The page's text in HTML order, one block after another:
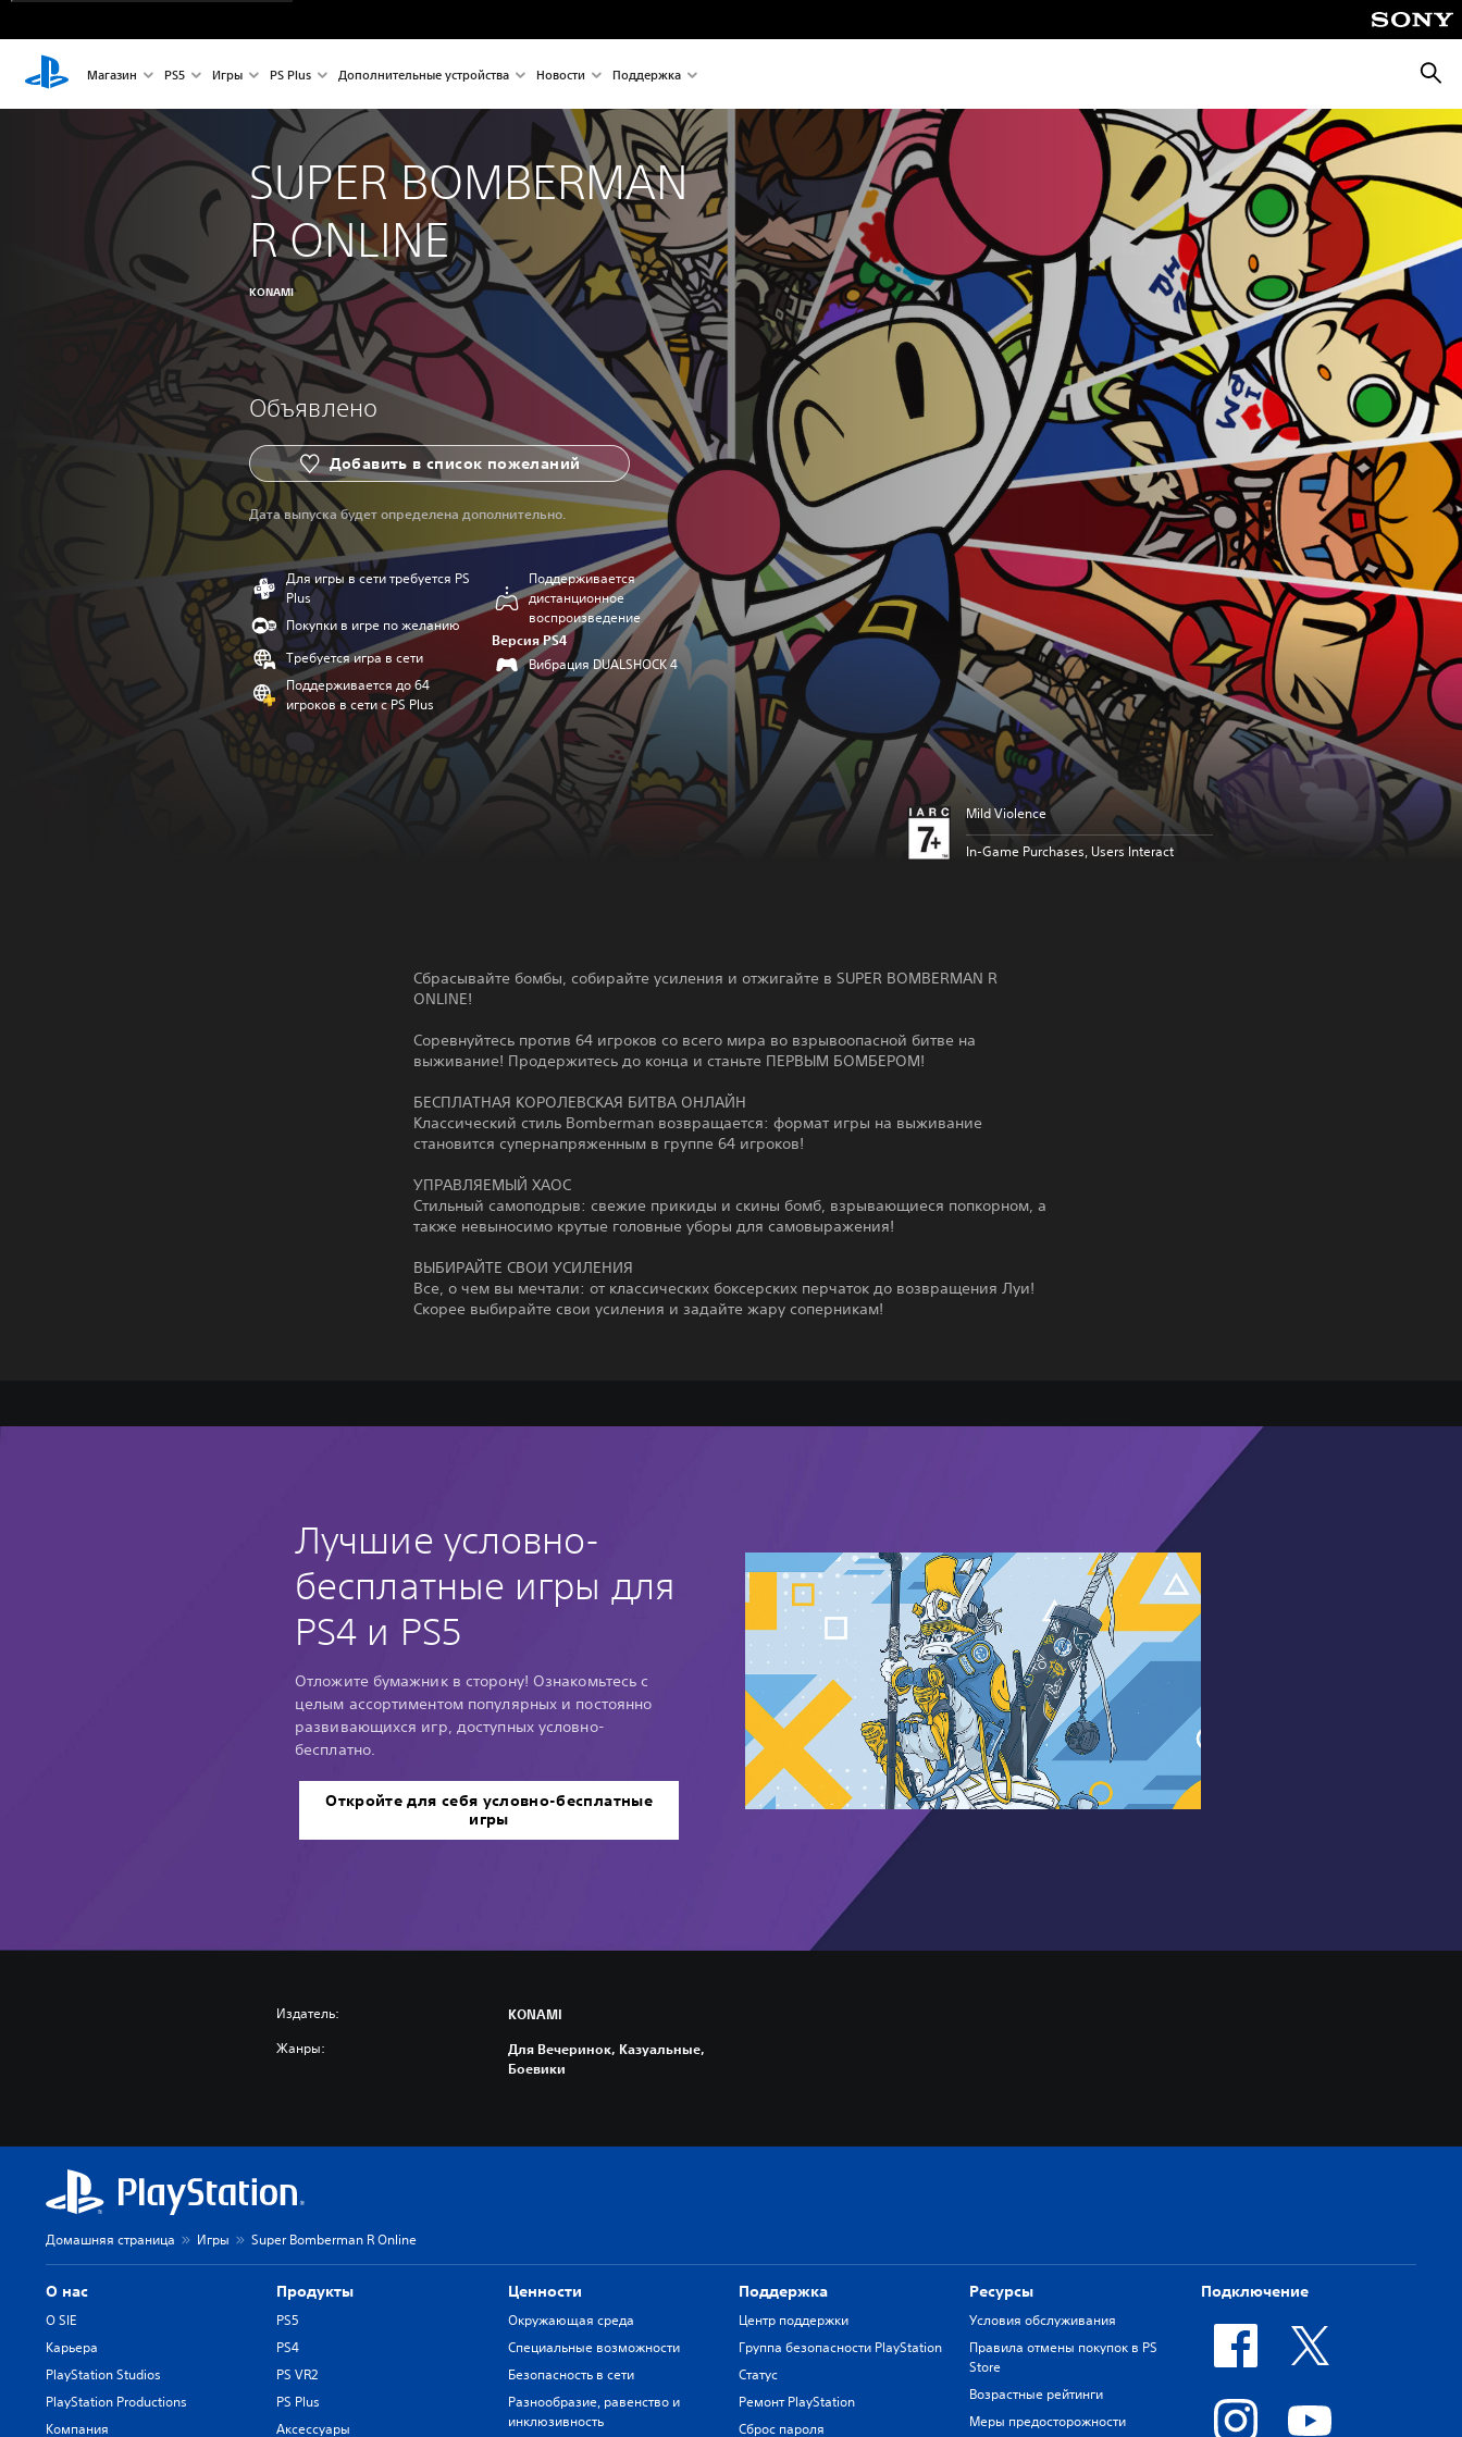
Магазин PS5 Игры PS Plus Дополнительные устройства Новости Поддержка
SUPER BOMBERMAN
R ONLINE
KONAMI
Объявлено
Добавить в список пожеланий
Дата выпуска будет определена дополнительно.
Для игры в сети требуется PS
Plus
Покупки в игре по желанию
Требуется игра в сети
Поддерживается до 64
игроков в сети с PS Plus
Поддерживается
дистанционное
воспроизведение
Версия PS4
Вибрация DUALSHOCK 4
Mild Violence
In-Game Purchases, Users Interact
Сбрасывайте бомбы, собирайте усиления и отжигайте в SUPER BOMBERMAN R
ONLINE!
Соревнуйтесь против 64 игроков со всего мира во взрывоопасной битве на
выживание! Продержитесь до конца и станьте ПЕРВЫМ БОМБЕРОМ!
БЕСПЛАТНАЯ КОРОЛЕВСКАЯ БИТВА ОНЛАЙН
Классический стиль Bomberman возвращается: формат игры на выживание
становится супернапряженным в группе 64 игроков!
УПРАВЛЯЕМЫЙ ХАОС
Стильный самоподрыв: свежие прикиды и скины бомб, взрывающиеся попкорном, а
также невыносимо крутые головные уборы для самовыражения!
ВЫБИРАЙТЕ СВОИ УСИЛЕНИЯ
Все, о чем вы мечтали: от классических боксерских перчаток до возвращения Луи!
Скорее выбирайте свои усиления и задайте жару соперникам!
Лучшие условно-
бесплатные игры для
PS4 и PS5
Отложите бумажник в сторону! Ознакомьтесь с
целым ассортиментом популярных и постоянно
развивающихся игр, доступных условно-
бесплатно.
Откройте для себя условно-бесплатные
игры
Издатель: KONAMI
Жанры:
Для Вечеринок, Казуальные,
Боевики
Домашняя страница Игры Super Bomberman R Online
О нас
О SIE
Карьера
PlayStation Studios
PlayStation Productions
Компания
Продукты
PS5
PS4
PS VR2
PS Plus
Аксессуары
Ценности
Окружающая среда
Специальные возможности
Безопасность в сети
Разнообразие, равенство и
инклюзивность
Поддержка
Центр поддержки
Группа безопасности PlayStation
Статус
Ремонт PlayStation
Сброс пароля
Ресурсы
Условия обслуживания
Правила отмены покупок в PS
Store
Возрастные рейтинги
Меры предосторожности
Подключение